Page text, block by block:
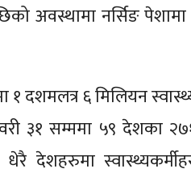
अवस्थामा नर्सिङ पेशामा
दशमलत्र ६ मिलियन
३१ सम्ममा ५९ देशका
देशहरुमा